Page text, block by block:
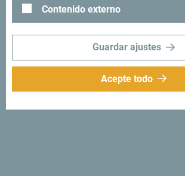
Contenido externo
Guardar ajustes
Acepte todo